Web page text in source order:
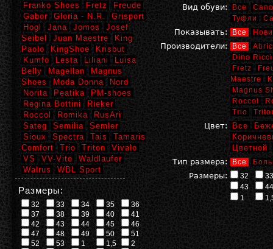
Вид обуви: Все
Туфли
Показывать: Все
Производители: Все
Dino Ricci
Fretz
Maestre
Magnus
Roccol
Trio
Цвет: Все
Цветной
Тип размера:
Все
Размеры: 32
33
43
44
1
Franko Shoes
Fretz
Freude
Gabor
Gloria - N.R.
Grisport
Hogl
Jana Jomos
Josef
Seibel
Juan Maestre
King
Paolo
KingShoe
Krisbut
Kumfo
Lesta Liliani
Luisa
Belly
Magellan
Magnus
Shoes
Moda Donna
Nord
Norita
Peatika
PM-shoes
Regina Bottini
Rieker
Roccol
Romika
RusAri
Sateg
Semilia
Semler
Sioux
Spectra Tais
Tamaris
Comfort
Trio Triton
Vivalo
VS
VV-Vito
Waldlaufer
Walrus
WBL Sport
Размеры:
32 33 34 35
36
37
38 39 40
41
42
43 44 45
46
47
48 49 50
51
52
53 1 1,5
2